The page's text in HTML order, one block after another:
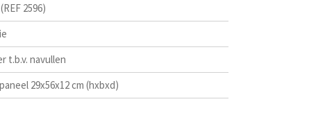
2596)
t.b.v. navullen
29x56x12 cm (hxbxd)